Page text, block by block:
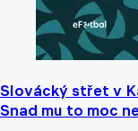
Slovácký střet v
Snad mu to moc